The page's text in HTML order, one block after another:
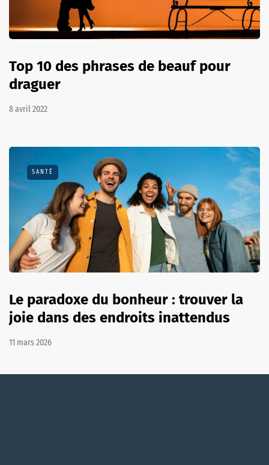
Top 10 des phrases de beauf pour
draguer
8 avril 2022
SANTÉ
Le paradoxe du bonheur : trouver la
joie dans des endroits inattendus
11 mars 2026